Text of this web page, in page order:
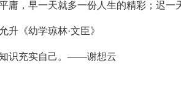
庸，早一天就多一份人生的精彩；迟一
《幼学琼林·文臣》
识充实自己。——谢想云